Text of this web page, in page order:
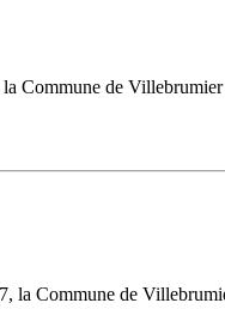
Commune de Villebrumier
Commune de